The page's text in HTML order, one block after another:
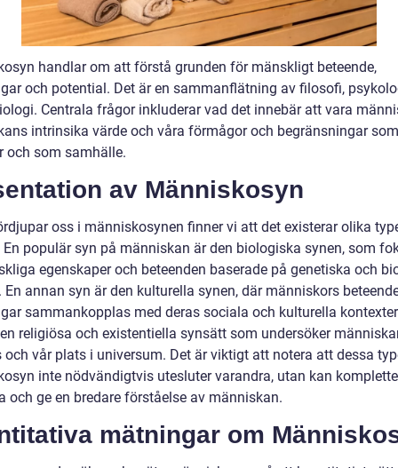
handlar om att förstå grunden för mänskligt beteende,
och potential. Det är en sammanflätning av filosofi,
Centrala frågor inkluderar vad det innebär att vara
intrinsika värde och våra förmågor och begränsningar som
och som samhälle.
av Människosyn
oss i människosynen finner vi att det existerar olika
populär syn på människan är den biologiska synen, som
egenskaper och beteenden baserade på genetiska och
En annan syn är den kulturella synen, där människors
sammankopplas med deras sociala och kulturella
religiösa och existentiella synsätt som undersöker
och vår plats i universum. Det är viktigt att notera att dessa
inte nödvändigtvis utesluter varandra, utan kan
och ge en bredare förståelse av människan.
mätningar om